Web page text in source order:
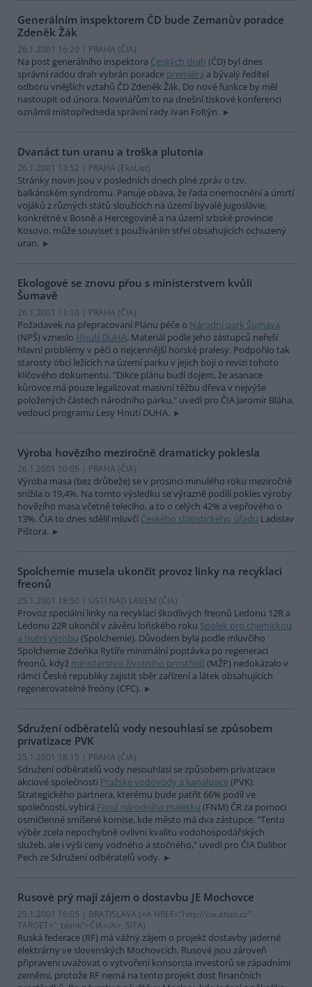
Generálním inspektorem ČD bude Zemanův poradce
Zdeněk Žák
26.1.2001 16:20 | PRAHA (ČIA)
Na post generálního inspektora Českých drah (ČD) byl dnes
správní radou drah vybrán poradce premiéra a bývalý ředitel
odboru vnějších vztahů ČD Zdeněk Žák. Do nové funkce by měl
nastoupit od února. Novinářům to na dnešní tiskové konferenci
oznámil místopředseda správní rady Ivan Foltýn.
Dvanáct tun uranu a troška plutonia
26.1.2001 13:52 | PRAHA (EkoList)
Stránky novin jsou v posledních dnech plné zpráv o tzv.
balkánském syndromu. Panuje obava, že řada onemocnění a úmrtí
vojáků z různých států sloužících na území bývalé Jugoslávie,
konkrétně v Bosně a Hercegovině a na území srbské provincie
Kosovo, může souviset s používáním střel obsahujících ochuzený
uran.
Ekologové se znovu přou s ministerstvem kvůli
Šumavě
26.1.2001 11:10 | PRAHA (ČIA)
Požadavek na přepracovaní Plánu péče o Národní park Šumava
(NPŠ) vzneslo Hnutí DUHA. Materiál podle jeho zástupců neřeší
hlavní problémy v péči o nejcennější horské pralesy. Podpořilo tak
starosty obcí ležících na území parku v jejich boji o revizi tohoto
klíčového dokumentu. "Dikce plánu budí dojem, že asanace
kůrovce má pouze legalizovat masivní těžbu dřeva v nejvýše
položených částech národního parku," uvedl pro ČIA Jaromír Bláha,
vedoucí programu Lesy Hnutí DUHA.
Výroba hovězího meziročně dramaticky poklesla
26.1.2001 10:05 | PRAHA (ČIA)
Výroba masa (bez drůbeže) se v prosinci minulého roku meziročně
snížila o 19,4%. Na tomto výsledku se výrazně podílí pokles výroby
hovězího masa včetně telecího, a to o celých 42% a vepřového o
13%. ČIA to dnes sdělil mluvčí Českého statistického úřadu Ladislav
Pištora.
Spolchemie musela ukončit provoz linky na recyklaci
freonů
25.1.2001 18:50 | ÚSTÍ NAD LABEM (ČIA)
Provoz speciální linky na recyklaci škodlivých freonů Ledonu 12R a
Ledonu 22R ukončil v závěru loňského roku Spolek pro chemickou
a hutní výrobu (Spolchemie). Důvodem byla podle mluvčího
Spolchemie Zdeňka Rytíře minimální poptávka po regeneraci
freonů, když ministerstvo životního prostředí(MŽP) nedokázalo v
rámci České republiky zajistit sběr zařízení a látek obsahujících
regenerovatelné freóny (CFC).
Sdružení odběratelů vody nesouhlasí se způsobem
privatizace PVK
25.1.2001 18:15 | PRAHA (ČIA)
Sdružení odběratelů vody nesouhlasí se způsobem privatizace
akciové společnosti Pražské vodovody a kanalizace(PVK).
Strategického partnera, kterému bude patřit 66% podíl ve
společnosti, vybírá Fond národního majetku (FNM) ČR za pomoci
osmičlenné smíšené komise, kde město má dva zástupce. "Tento
výběr zcela nepochybně ovlivní kvalitu vodohospodářských
služeb, ale i výši ceny vodného a stočného," uvedl pro ČIA Dalibor
Pech ze Sdružení odběratelů vody.
Rusové prý mají zájem o dostavbu JE Mochovce
25.1.2001 16:05 | BRATISLAVA (<A HREF="http://cia.atlas.cz"
TARGET="_blank">ČIA</A>, SITA)
Ruská federace (RF) má vážný zájem o projekt dostavby jaderné
elektrárny ve slovenských Mochovcích. Rusové jsou zároveň
připraveni uvažovat o vytvoření konsorcia investorů se západními
zeměmi, protože RF nemá na tento projekt dost finančních